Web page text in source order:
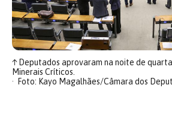
↑Deputados aprovaram na noite de
Minerais Críticos.
Foto: Kayo Magalhães/Câmara dos